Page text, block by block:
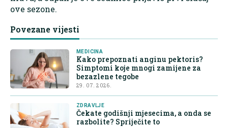
ove sezone.
Povezane vijesti
MEDICINA
Kako prepoznati anginu pektoris?
Simptomi koje mnogi zamijene za
bezazlene tegobe
29. 07. 2026.
ZDRAVLJE
Čekate godišnji mjesecima, a onda se
razbolite? Spriječite to